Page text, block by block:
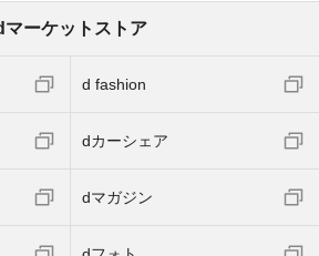
マーケットストア
d fashion
dカーシェア
dマガジン